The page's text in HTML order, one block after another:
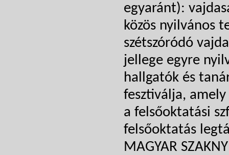
egyaránt):
közös nyilvános
szétszóródó
jellege egyre
hallgatók és
fesztiválja,
a felsőoktatási
felsőoktatás
MAGYAR